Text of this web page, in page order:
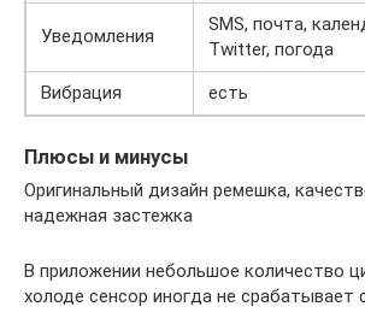
Уведомления
SMS, почта,
Twitter, погода
Вибрация
есть
Плюсы и минусы
Оригинальный дизайн ремешка,
надежная застежка
В приложении небольшое количество
холоде сенсор иногда не срабатывает